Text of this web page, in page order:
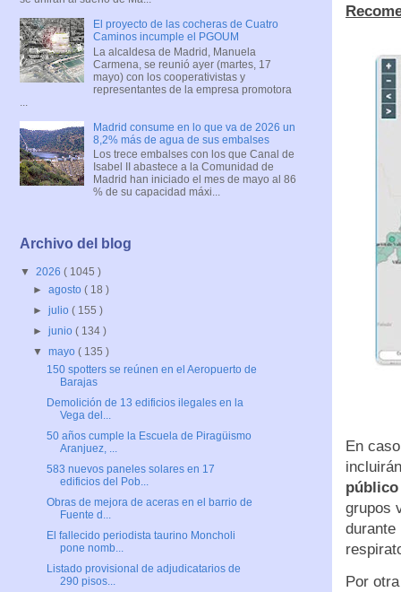
En
grupos
durante
Por
El proyecto de las cocheras de Cuatro
Caminos incumple el PGOUM
La alcaldesa de Madrid, Manuela
Carmena, se reunió ayer (martes, 17
mayo) con los cooperativistas y
representantes de la empresa promotora
Madrid consume en lo que va de 2026 un
8,2% más de agua de sus embalses
Los trece embalses con los que Canal de
Isabel II abastece a la Comunidad de
Madrid han iniciado el mes de mayo al 86
% de su capacidad máxi...
Archivo del blog
▼ 2026 ( 1045 )
►agosto( 18 )
►julio( 155 )
►junio( 134 )
▼mayo( 135 )
150 spotters se reúnen en el Aeropuerto de
Barajas
Demolición de 13 edificios ilegales en la
Vega del...
50 años cumple la Escuela de Piragüismo
Aranjuez, ...
583 nuevos paneles solares en 17
edificios del Pob...
Obras de mejora de aceras en el barrio de
Fuente d...
El fallecido periodista taurino Moncholi
pone nomb...
Listado provisional de adjudicatarios de
290 pisos...